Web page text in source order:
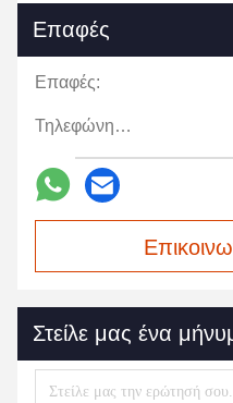
Επαφές
Επαφές:
Τηλεφώνημα:
Στείλε μας ένα